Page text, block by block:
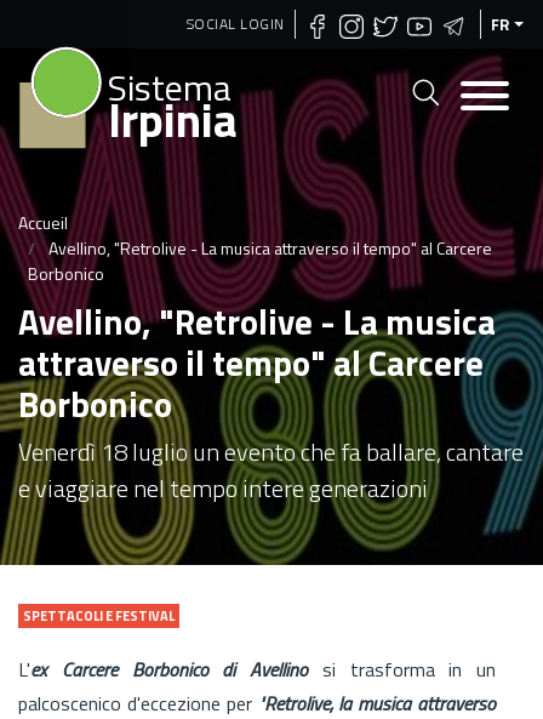
Aller
contenu
principal
SOCIAL LOGIN FR
Sistema
Irpinia
Accueil
Avellino, "Retrolive - La musica attraverso il tempo" al Carcere
Borbonico
Avellino, "Retrolive - La musica
attraverso il tempo" al Carcere
Borbonico
Venerdì 18 luglio un evento che fa ballare, cantare
e viaggiare nel tempo intere generazioni
SPETTACOLI E FESTIVAL
L'ex Carcere Borbonico di Avellinosi trasforma in un
palcoscenico d'eccezione per "Retrolive, la musica attraverso